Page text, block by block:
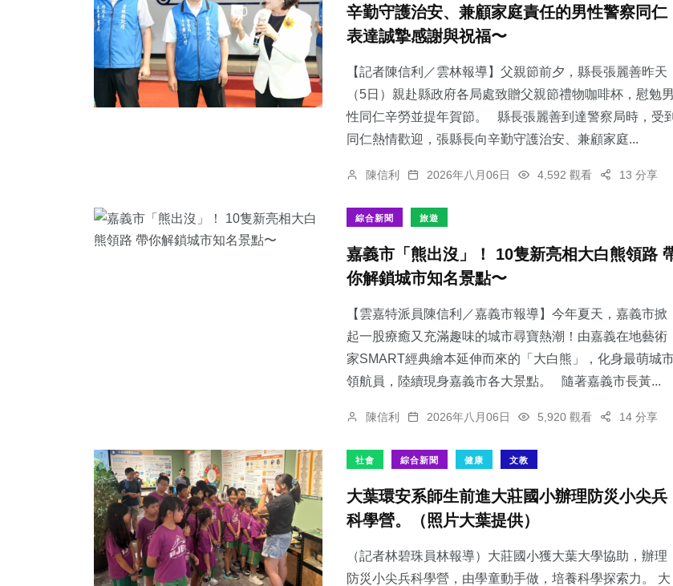
辛勤守護治安、兼顧家庭責任的男性警察同仁
表達誠摯感謝與祝福〜
【記者陳信利／雲林報導】父親節前夕，縣長張麗善昨天
（5日）親赴縣政府各局處致贈父親節禮物咖啡杯，慰勉男
性同仁辛勞並提年賀節。 縣長張麗善到達警察局時，受到
同仁熱情歡迎，張縣長向辛勤守護治安、兼顧家庭...
陳信利 2026年八月06日 4,592 觀看 13 分享
綜合新聞 旅遊
嘉義市「熊出沒」！ 10隻新亮相大白熊領路
你解鎖城市知名景點〜
【雲嘉特派員陳信利／嘉義市報導】今年夏天，嘉義市掀
起一股療癒又充滿趣味的城市尋寶熱潮！由嘉義在地藝術
家SMART經典繪本延伸而來的「大白熊」，化身最萌城
領航員，陸續現身嘉義市各大景點。 隨著嘉義市長黃...
陳信利 2026年八月06日 5,920 觀看 14 分享
社會 綜合新聞 健康 文教
大葉環安系師生前進大莊國小辦理防災小尖兵
科學營。（照片大葉提供）
（記者林碧珠員林報導）大莊國小獲大葉大學協助，辦理
防災小尖兵科學營，由學童動手做，培養科學探索力。 大
16+
頭條
24+
農業
130+
社會
+
大陸
77+
235+
綜合新聞
21